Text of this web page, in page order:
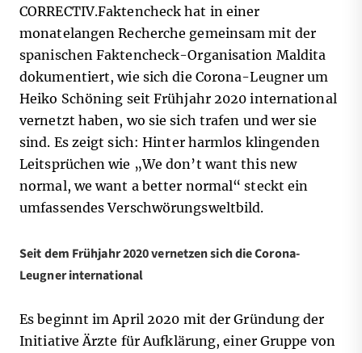
CORRECTIV.Faktencheck hat in einer
monatelangen Recherche gemeinsam mit der
spanischen Faktencheck-Organisation Maldita
dokumentiert, wie sich die Corona-Leugner um
Heiko Schöning seit Frühjahr 2020 international
vernetzt haben, wo sie sich trafen und wer sie
sind. Es zeigt sich: Hinter harmlos klingenden
Leitsprüchen wie „We don’t want this new
normal, we want a better normal“ steckt ein
umfassendes Verschwörungsweltbild.
Seit dem Frühjahr 2020 vernetzen sich die Corona-
Leugner international
Es beginnt im April 2020 mit der Gründung der
Initiative Ärzte für Aufklärung, einer Gruppe von